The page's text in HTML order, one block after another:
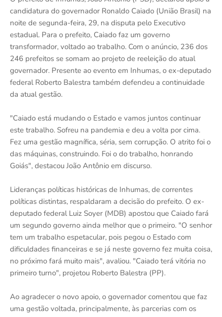
candidatura do governador Ronaldo Caiado (União Brasil) na
noite de segunda-feira, 29, na disputa pelo Executivo
estadual. Para o prefeito, Caiado faz um governo
transformador, voltado ao trabalho. Com o anúncio, 236 dos
246 prefeitos se somam ao projeto de reeleição do atual
governador. Presente ao evento em Inhumas, o ex-deputado
federal Roberto Balestra também defendeu a continuidade
da atual gestão.
"Caiado está mudando o Estado e vamos juntos continuar
este trabalho. Sofreu na pandemia e deu a volta por cima.
Fez uma gestão magnífica, séria, sem corrupção. O atrito foi o
das máquinas, construindo. Foi o do trabalho, honrando
Goiás", destacou João Antônio em discurso.
Lideranças políticas históricas de Inhumas, de correntes
políticas distintas, respaldaram a decisão do prefeito. O ex-
deputado federal Luiz Soyer (MDB) apostou que Caiado fará
um segundo governo ainda melhor que o primeiro. "O senhor
tem um trabalho espetacular, pois pegou o Estado com
dificuldades financeiras e se já neste governo fez muita coisa,
no próximo fará muito mais", avaliou. "Caiado terá vitória no
primeiro turno", projetou Roberto Balestra (PP).
Ao agradecer o novo apoio, o governador comentou que faz
uma gestão voltada, principalmente, às parcerias com os